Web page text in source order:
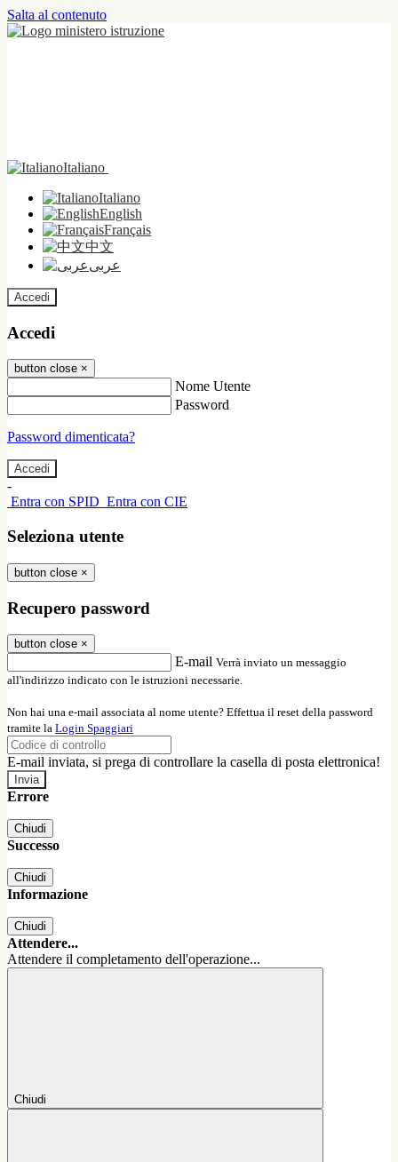
Salta al contenuto
Italiano
Italiano
English
Français
中文
عربى
Accedi
Accedi
button close ×
Nome Utente
Password
Password dimenticata?
-
Entra con SPID Entra con CIE
Seleziona utente
button close ×
Recupero password
button close ×
E-mail Verrà inviato un messaggio
all'indirizzo indicato con le istruzioni necessarie.
Non hai una e-mail associata al nome utente? Effettua il reset della password
tramite la Login Spaggiari
E-mail inviata, si prega di controllare la casella di posta elettronica!
Errore
Chiudi
Successo
Chiudi
Informazione
Chiudi
Attendere...
Attendere il completamento dell'operazione...
Chiudi